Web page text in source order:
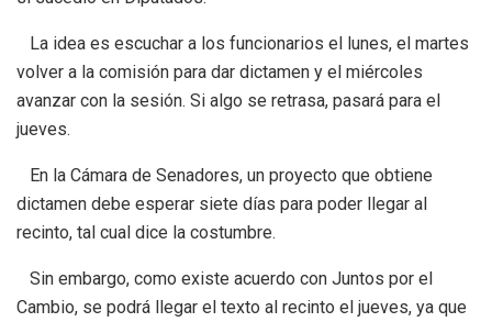
La idea es escuchar a los funcionarios el lunes, el martes
volver a la comisión para dar dictamen y el miércoles
avanzar con la sesión. Si algo se retrasa, pasará para el
jueves.
En la Cámara de Senadores, un proyecto que obtiene
dictamen debe esperar siete días para poder llegar al
recinto, tal cual dice la costumbre.
Sin embargo, como existe acuerdo con Juntos por el
Cambio, se podrá llegar el texto al recinto el jueves, ya que